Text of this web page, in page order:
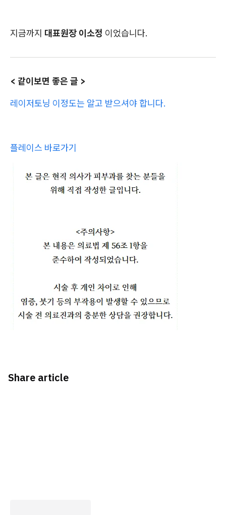
지금까지 대표원장 이소정 이었습니다.
< 같이보면 좋은 글 >
레이저토닝 이정도는 알고 받으셔야 합니다.
플레이스 바로가기
Share article